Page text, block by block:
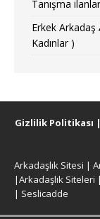
Tanışma
Erkek
Kadınlar )
Gizlilik Politikası |
Arkadaşlık Sitesi |
|Arkadaşlık Siteleri |
| Seslicadde